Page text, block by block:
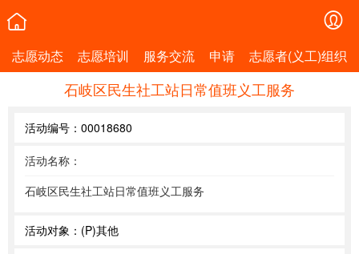
志愿动态 志愿培训 服务交流 申请 志愿者(义工)组织
石岐区民生社工站日常值班义工服务
活动编号： 00018680
活动名称：
石岐区民生社工站日常值班义工服务
活动对象： (P)其他